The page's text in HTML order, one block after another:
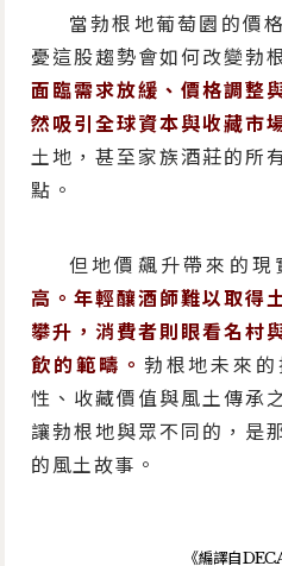
當勃根地葡萄園的價
憂這股趨勢會如何改變勃
面臨需求放緩、價格調整
然吸引全球資本與收藏市
土地，甚至家族酒莊的所
點。
但地價飆升帶來的現
高。年輕釀酒師難以取得
攀升，消費者則眼看名村
飲的範疇。 勃根地未來
性、收藏價值與風土傳承
讓勃根地與眾不同的，是
的風土故事。
《編譯自